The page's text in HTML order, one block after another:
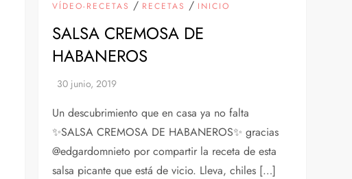
VÍDEO-RECETAS / RECETAS / INICIO
SALSA CREMOSA DE
HABANEROS
Un descubrimiento que en casa ya no falta
✨SALSA CREMOSA DE HABANEROS✨ gracias
@edgardomnieto por compartir la receta de esta
salsa picante que está de vicio. Lleva, chiles […]